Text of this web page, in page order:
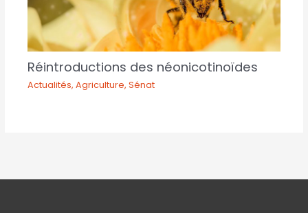
Réintroductions des néonicotinoïdes
Actualités,Agriculture,Sénat